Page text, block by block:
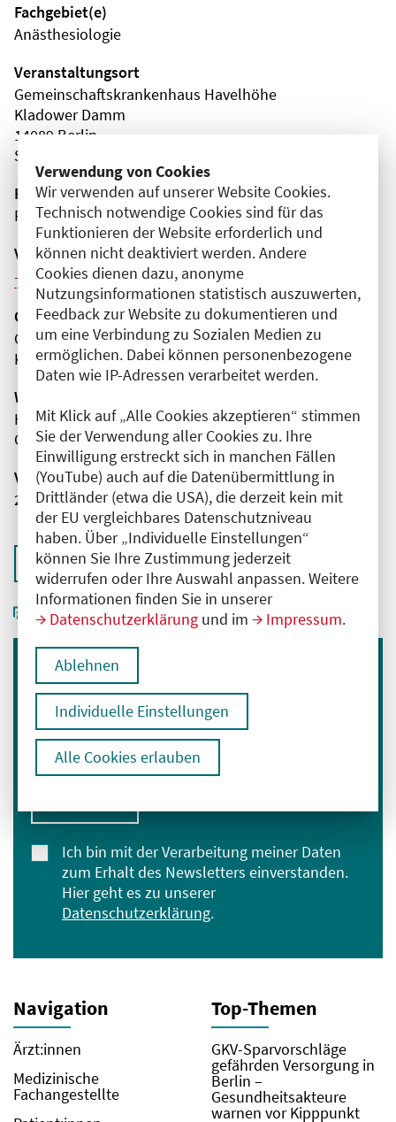
Verwendung von Cookies
Wir verwenden auf unserer Website Cookies.
Technisch notwendige Cookies sind für das
Funktionieren der Website erforderlich und
können nicht deaktiviert werden. Andere
Cookies dienen dazu, anonyme
Nutzungsinformationen statistisch auszuwerten,
Feedback zur Website zu dokumentieren und
um eine Verbindung zu Sozialen Medien zu
ermöglichen. Dabei können personenbezogene
Daten wie IP-Adressen verarbeitet werden.
Mit Klick auf „Alle Cookies akzeptieren“ stimmen
Sie der Verwendung aller Cookies zu. Ihre
Einwilligung erstreckt sich in manchen Fällen
(YouTube) auch auf die Datenübermittlung in
Drittländer (etwa die USA), die derzeit kein mit
der EU vergleichbares Datenschutzniveau
haben. Über „Individuelle Einstellungen“
können Sie Ihre Zustimmung jederzeit
widerrufen oder Ihre Auswahl anpassen. Weitere
Informationen finden Sie in unserer
Datenschutzerklärung und im Impressum.
Ablehnen
Individuelle Einstellungen
Alle Cookies erlauben
Fachgebiet(e)
Anästhesiologie
Veranstaltungsort
Gemeinschaftskrankenhaus Havelhöhe
Kladower Damm
14089 Berlin
Spandau
Fortbildungsformat
Präsenz
Veranstaltungsreihe
Weitere Veranstaltungen dieser Reihe (12)
Organisator(en)
Gemeinschaftskrankenhaus Havelhöhe gGmbH
Klinik für Anthroposophische Medizin
Wissenschaftliche Leitung
Herr Timo Baldini
Gemeinschaftskrankenhaus Havelhöhe gGmbH
Veranstaltungsnummer
2761102026035560090
Zurück zur Übersicht
Immer informiert bleiben
Melden Sie sich für unseren Newsletter an:
E-Mail-Adresse eingeben
Ich bin mit der Verarbeitung meiner Daten
zum Erhalt des Newsletters einverstanden.
Hier geht es zu unserer
Datenschutzerklärung.
Navigation
Ärzt:innen
Medizinische
Fachangestellte
Top-Themen
GKV-Sparvorschläge
gefährden Versorgung in
Berlin –
Gesundheitsakteure
warnen vor Kipppunkt